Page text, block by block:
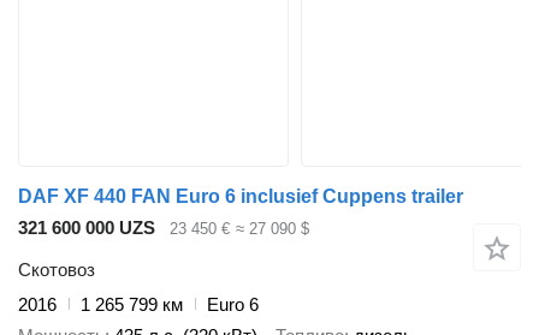
DAF XF 440 FAN Euro 6 inclusief Cuppens trailer
321 600 000 UZS
23 450 € ≈ 27 090 $
Скотовоз
2016
1 265 799 км
Euro 6